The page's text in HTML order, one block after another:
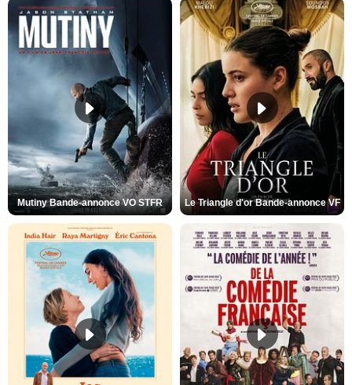
Mutiny Bande-annonce VO STFR Le Triangle d'or Bande-annonce VF